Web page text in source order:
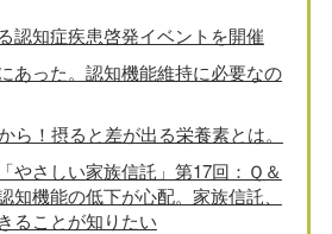
認知症疾患啓発イベントを開催
あった。認知機能維持に必要なの
ら！摂ると差が出る栄養素とは。
やさしい家族信託」第17回：Ｑ＆
機能の低下が心配。家族信託、
ることが知りたい